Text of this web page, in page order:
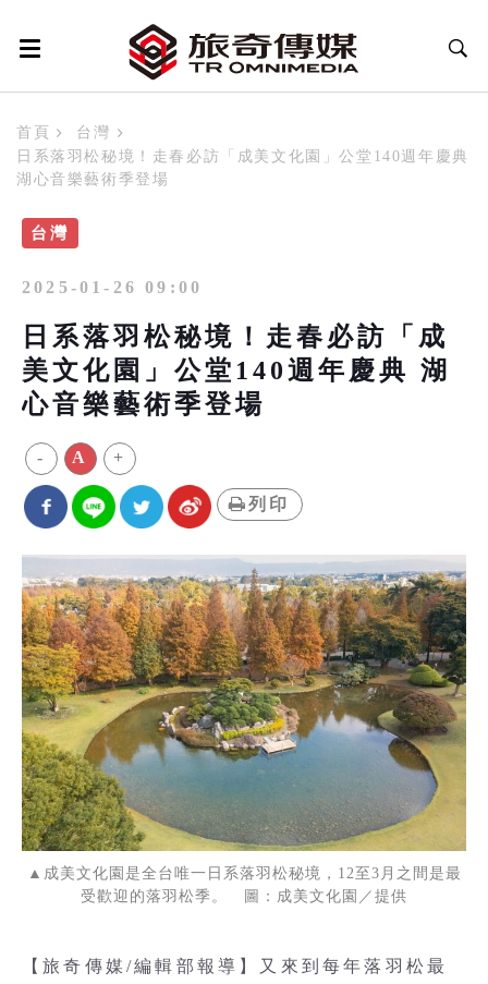
首頁
台灣
日系落羽松秘境！走春必訪「成美文化園」公堂140週年慶典
湖心音樂藝術季登場
台灣
2025-01-26 09:00
日系落羽松秘境！走春必訪「成
美文化園」公堂140週年慶典 湖
心音樂藝術季登場
- A +
列印
▲成美文化園是全台唯一日系落羽松秘境，12至3月之間是最
受歡迎的落羽松季。 圖：成美文化園／提供
【旅奇傳媒/編輯部報導】又來到每年落羽松最